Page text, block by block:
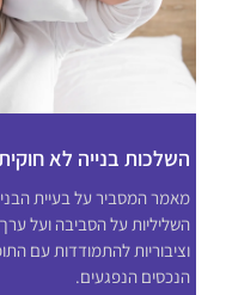
השלכות בנייה לא
מאמר המסביר על בעיית
השליליות על הסביבה ועל
וציבוריות להתמודדות עם
הנכסים הנפגעים.